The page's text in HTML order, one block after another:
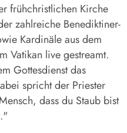
frühchristlichen Kirche
zahlreiche Benediktiner-
Kardinäle aus dem
Vatikan live gestreamt.
Gottesdienst das
spricht der Priester
dass du Staub bist